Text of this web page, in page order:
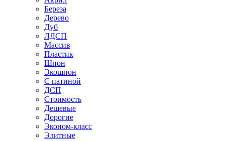
Береза
Дерево
Дуб
ЛДСП
Массив
Пластик
Шпон
Экошпон
С патиной
ДСП
Стоимость
Дешевые
Дорогие
Эконом-класс
Элитные